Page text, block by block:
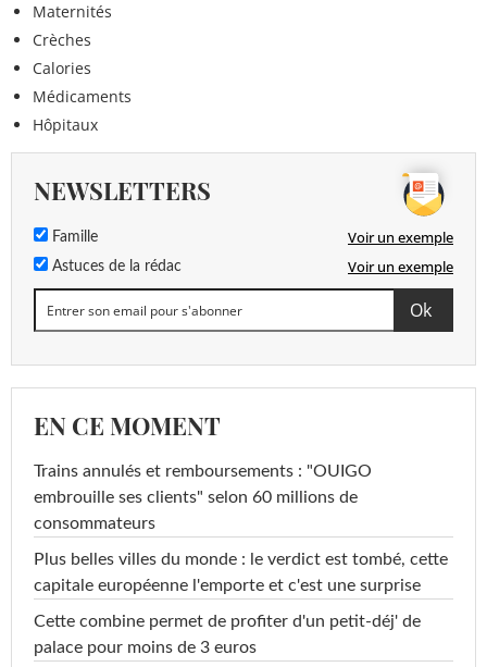
Maternités
Crèches
Calories
Médicaments
Hôpitaux
NEWSLETTERS
Famille Voir un exemple
Astuces de la rédac Voir un exemple
EN CE MOMENT
Trains annulés et remboursements : "OUIGO
embrouille ses clients" selon 60 millions de
consommateurs
Plus belles villes du monde : le verdict est tombé, cette
capitale européenne l'emporte et c'est une surprise
Cette combine permet de profiter d'un petit-déj' de
palace pour moins de 3 euros